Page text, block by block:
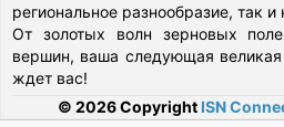
региональное разнообразие, так
От золотых волн зерновых
вершин, ваша следующая
ждет вас!
© 2026 Copyright ISN